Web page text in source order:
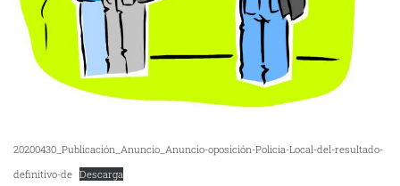
20200430_Publicación_Anuncio_Anuncio-oposición-Policia-Local-del-resultado-
definitivo-de Descarga